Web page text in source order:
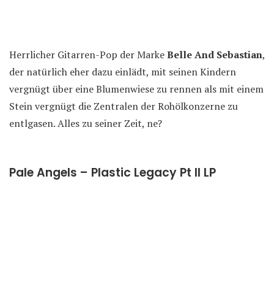
Herrlicher Gitarren-Pop der MarkeBelle And Sebastian,
der natürlich eher dazu einlädt, mit seinen Kindern
vergnügt über eine Blumenwiese zu rennen als mit einem
Stein vergnügt die Zentralen der Rohölkonzerne zu
entlgasen. Alles zu seiner Zeit, ne?
Pale Angels – Plastic Legacy Pt II LP